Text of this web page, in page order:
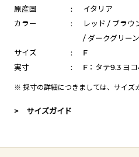
原産国
:
イタリア
カラー
:
レッド / ブラウ
/ ダークグリー
サイズ
:
F
実寸
: F：タテ9.3 ヨ
※ 採寸の詳細につきましては、 サイズ
> サイズガイド